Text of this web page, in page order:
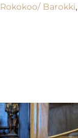
Rokokoo/ Barokki,